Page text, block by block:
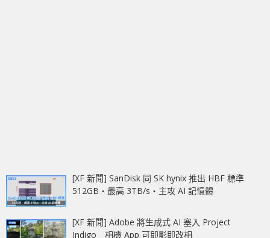
[XF 新聞] SanDisk 同 SK hynix 推出 HBF 標準
512GB‧最高 3TB/s‧主攻 AI 記憶體
[XF 新聞] Adobe 將生成式 AI 塞入 Project
Indigo 相機 App 可即影即改相